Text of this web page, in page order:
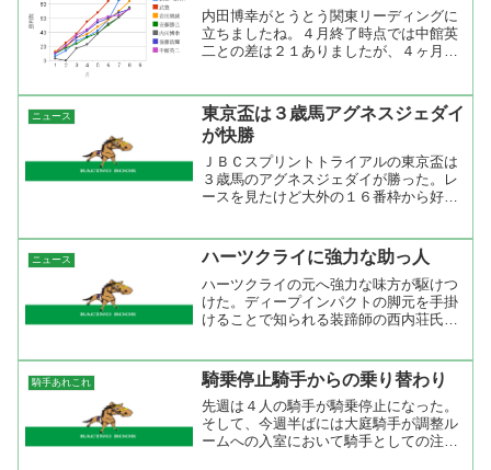
内田博幸がとうとう関東リーディングに
立ちましたね。４月終了時点では中館英
二との差は２１ありましたが、４ヶ月で
しが多いけどコースに慣れてくればもっ
と勝ち星を量産するでしょ...
ニュース
東京盃は３歳馬アグネスジェダイ
が快勝
ＪＢＣスプリントトライアルの東京盃は
３歳馬のアグネスジェダイが勝った。レ
ースを見たけど大外の１６番枠から好発
かけるとそこからニホンピロサートの猛
追を凌ぎきって快勝。２キ...
ニュース ハーツクライに強力な助っ人
ハーツクライの元へ強力な味方が駆けつ
けた。ディープインパクトの脚元を手掛
けることで知られる装蹄師の西内荘氏
これまで２回ほどハーツクライの装蹄を
手がけているが、その...
騎手あれこれ 騎乗停止騎手からの乗り替わり
先週は４人の騎手が騎乗停止になった。
そして、今週半ばには大庭騎手が調整ル
ームへの入室において騎手としての注意